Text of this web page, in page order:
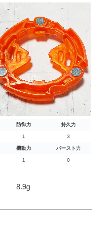
防御力 持久力
1 3
機動力 バースト力
1 0
8.9g